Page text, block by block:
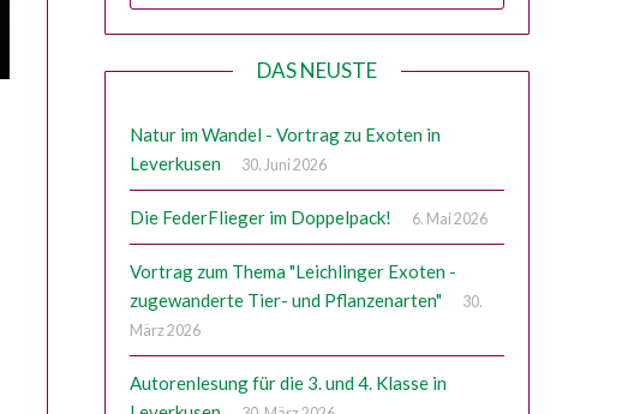
DAS NEUSTE
Natur im Wandel - Vortrag zu Exoten in
Leverkusen
30. Juni 2026
Die FederFlieger im Doppelpack! 6. Mai 2026
Vortrag zum Thema "Leichlinger Exoten -
zugewanderte Tier- und Pflanzenarten"
30.
März 2026
Autorenlesung für die 3. und 4. Klasse in